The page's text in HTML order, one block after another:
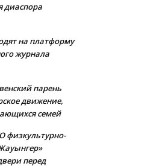
диаспора
на платформу
журнала
парень
движение,
семей
физкультурно-
перед